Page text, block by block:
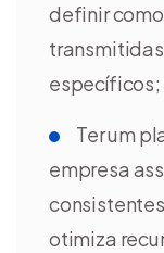
definir
específicos;
Ter um
empresa
otimiza